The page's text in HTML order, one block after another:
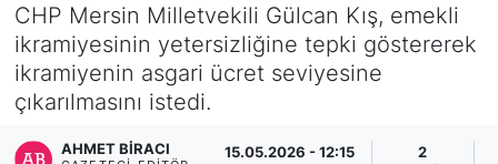
CHP Mersin Milletvekili Gülcan Kış, emekli
ikramiyesinin yetersizliğine tepki göstererek
ikramiyenin asgari ücret seviyesine
çıkarılmasını istedi.
AHMET BIRACI 15.05.2026 - 12:15 2
DÜNYA
KÜLTÜR - SANAT
MAGAZİN
Süper Lig Puan Durumu ve Fikstür
Tüm Manşetler
Son Dakika Haberleri